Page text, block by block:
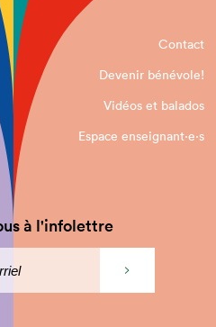
Contact
Devenir bénévole!
Vidéos et balados
Espace enseignant·e⋅s
à l'infolettre